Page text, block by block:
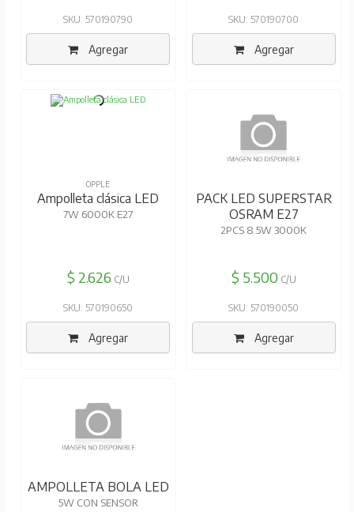
SKU: 570190790
Agregar
SKU: 570190700
Agregar
OPPLE
Ampolleta clásica LED
7W 6000K E27
$ 2.626 C/U
SKU: 570190650
Agregar
PACK LED SUPERSTAR
OSRAM E27
2PCS 8.5W 3000K
$ 5.500C/U
SKU: 570190050
Agregar
AMPOLLETA BOLA LED
5W CON SENSOR